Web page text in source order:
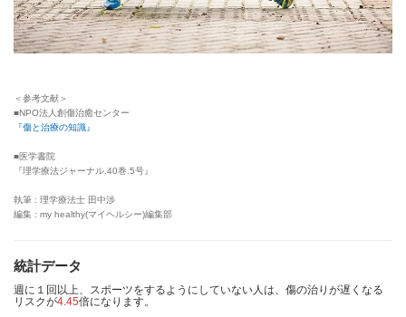
＜参考文献＞
■NPO法人創傷治癒センター
『傷と治療の知識』
■医学書院
『理学療法ジャーナル.40巻.5号』
執筆 : 理学療法士 田中渉
編集 : my healthy(マイヘルシー)編集部
統計データ
週に１回以上、スポーツをするようにしていない人は、傷の治りが遅くなる
リスクが4.45倍になります。